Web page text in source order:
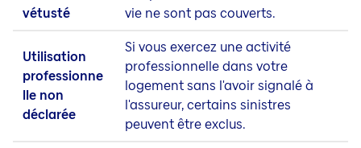
vétusté
vie ne sont pas couverts.
Utilisation
professionne
lle non
déclarée
Si vous exercez une activité
professionnelle dans votre
logement sans l'avoir signalé à
l'assureur, certains sinistres
peuvent être exclus.